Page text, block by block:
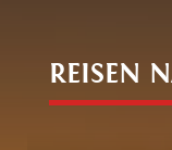
REISEN